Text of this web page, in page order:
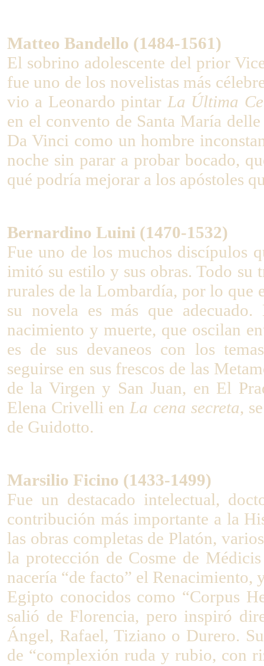
Matteo Bandello (1484-1561)
El sobrino adolescente del prior
fue uno de los novelistas más
vio a Leonardo pintar La Última
en el convento de Santa María
Da Vinci como un hombre
noche sin parar a probar bocado,
qué podría mejorar a los apóstoles
Bernardino Luini (1470-1532)
Fue uno de los muchos discípulos
imitó su estilo y sus obras. Todo su
rurales de la Lombardía, por lo que
su novela es más que
nacimiento y muerte, que oscilan
es de sus devaneos con los
seguirse en sus frescos de las
de la Virgen y San Juan, en El
Elena Crivelli en La cena secreta,
de Guidotto.
Marsilio Ficino (1433-1499)
Fue un destacado intelectual,
contribución más importante a la
las obras completas de Platón,
la protección de Cosme de
nacería “de facto” el
Egipto conocidos como “Corpus
salió de Florencia, pero inspiró
Ángel, Rafael, Tiziano o Durero.
de “complexión ruda y rubio, con